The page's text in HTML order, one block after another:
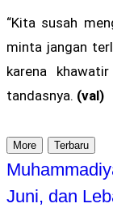
“Kita susah
minta jangan
karena
tandasnya. (val)
More Terbaru
Juni, dan